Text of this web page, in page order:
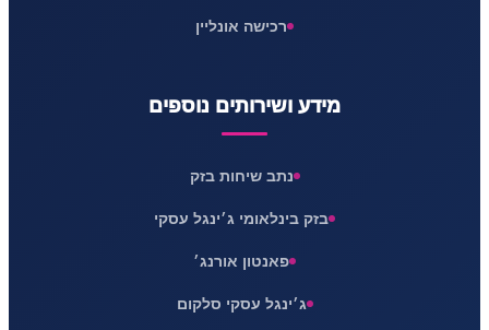
רכישה אונליין
מידע ושירותים נוספים
נתב שיחות בזק
בזק בינלאומי ג׳ינגל עסקי
פאנטון אורנג׳
ג׳ינגל עסקי סלקום